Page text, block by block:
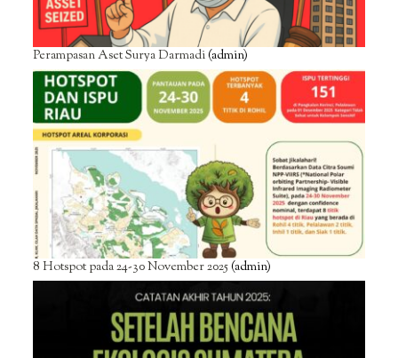
Perampasan Aset Surya Darmadi(admin)
8 Hotspot pada 24-30 November 2025(admin)